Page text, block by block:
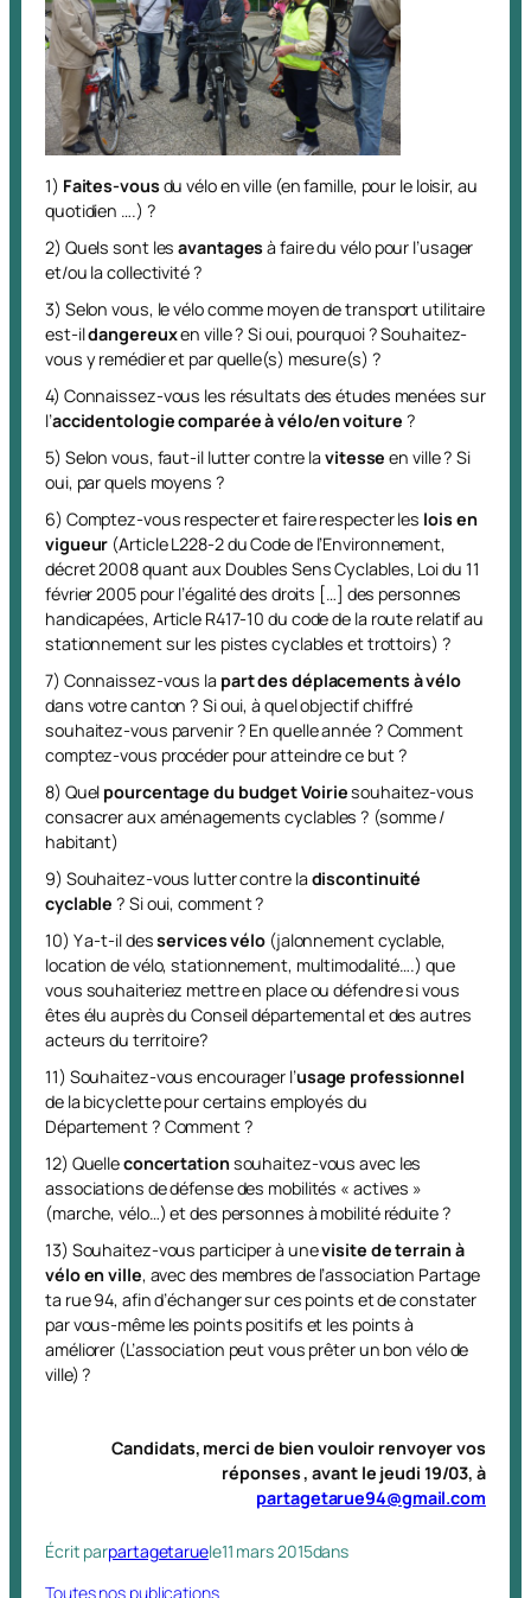
1) Faites-vousdu vélo en ville (en famille, pour le loisir, au
quotidien ….) ?
2) Quels sont lesavantagesà faire du vélo pour l’usager
et/ou la collectivité ?
3) Selon vous, le vélo comme moyen de transport utilitaire
est-ildangereuxen ville ? Si oui, pourquoi ? Souhaitez-
vous y remédier et par quelle(s) mesure(s) ?
4) Connaissez-vous les résultats des études menées sur
l’accidentologie comparée à vélo/en voiture ?
5) Selon vous, faut-il lutter contre lavitesse en ville ? Si
oui, par quels moyens ?
6) Comptez-vous respecter et faire respecter les lois en
vigueur (Article L228-2 du Code de l’Environnement,
décret 2008 quant aux Doubles Sens Cyclables, Loi du 11
février 2005 pour l’égalité des droits […] des personnes
handicapées, Article R417-10 du code de la route relatif au
stationnement sur les pistes cyclables et trottoirs) ?
7) Connaissez-vous lapart des déplacements à vélo
dans votre canton ? Si oui, à quel objectif chiffré
souhaitez-vous parvenir ? En quelle année ? Comment
comptez-vous procéder pour atteindre ce but ?
8) Quel pourcentage du budget Voiriesouhaitez-vous
consacrer aux aménagements cyclables ? (somme /
habitant)
9) Souhaitez-vous lutter contre ladiscontinuité
cyclable ? Si oui, comment ?
10) Y a-t-il desservices vélo (jalonnement cyclable,
location de vélo, stationnement, multimodalité….) que
vous souhaiteriez mettre en place ou défendre si vous
êtes élu auprès du Conseil départemental et des autres
acteurs du territoire?
11) Souhaitez-vous encourager l’usage professionnel
de la bicyclette pour certains employés du
Département ? Comment ?
12) Quelleconcertationsouhaitez-vous avec les
associations de défense des mobilités « actives »
(marche, vélo…) et des personnes à mobilité réduite ?
13) Souhaitez-vous participer à unevisite de terrain à
vélo en ville, avec des membres de l’association Partage
ta rue 94, afin d’échanger sur ces points et de constater
par vous-même les points positifs et les points à
améliorer (L’association peut vous prêter un bon vélo de
ville) ?
Candidats, merci de bien vouloir renvoyer vos
réponses , avant le jeudi 19/03, à
partagetarue94@gmail.com
Écrit parpartagetaruele11 mars 2015dans
Toutes nos publications